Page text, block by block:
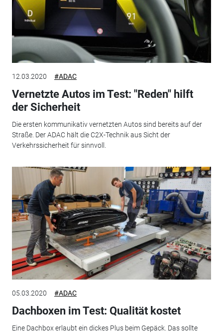
12.03.2020 #ADAC
Vernetzte Autos im Test: "Reden" hilft
der Sicherheit
Die ersten kommunikativ vernetzten Autos sind bereits auf der
Straße. Der ADAC hält die C2X-Technik aus Sicht der
Verkehrssicherheit für sinnvoll.
05.03.2020 #ADAC
Dachboxen im Test: Qualität kostet
Eine Dachbox erlaubt ein dickes Plus beim Gepäck. Das sollte